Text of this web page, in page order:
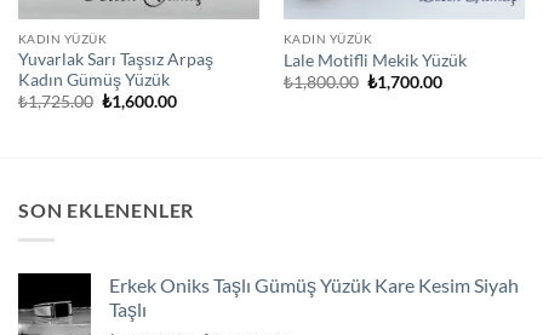
KADIN YÜZÜK
Yuvarlak Sarı Taşsız Arpaş
Kadın Gümüş Yüzük
₺1,725.00 Orijinal
fiyat:
₺1,600.00Şu
KADIN YÜZÜK
Lale Motifli Mekik Yüzük
₺1,800.00 Orijinal
fiyat:
₺1,700.00Şu
SON EKLENENLER
Erkek Oniks Taşlı Gümüş Yüzük Kare Kesim Siyah
Taşlı